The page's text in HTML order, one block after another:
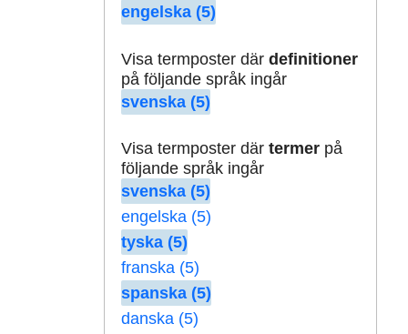
engelska (5)
Visa termposter där definitioner
på följande språk ingår
svenska (5)
Visa termposter där termerpå
följande språk ingår
svenska (5)
engelska (5)
tyska (5)
franska (5)
spanska (5)
danska (5)